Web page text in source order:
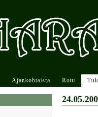
Ajankohtaista Rotu